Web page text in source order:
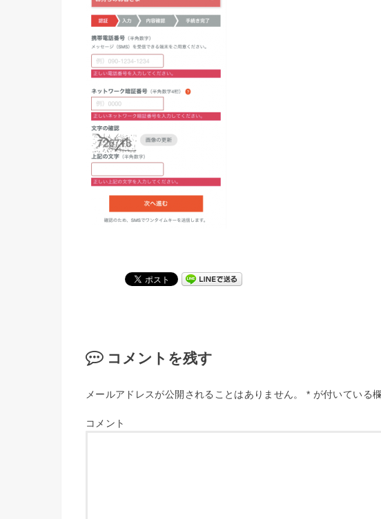
コメントを残す
メールアドレスが公開されることはありません。 * が付いている
コメント